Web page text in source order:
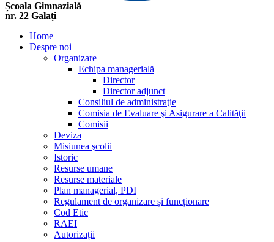
Școala Gimnazială
nr. 22 Galați
Home
Despre noi
Organizare
Echipa managerială
Director
Director adjunct
Consiliul de administraţie
Comisia de Evaluare şi Asigurare a Calităţii
Comisii
Deviza
Misiunea şcolii
Istoric
Resurse umane
Resurse materiale
Plan managerial, PDI
Regulament de organizare și funcționare
Cod Etic
RAEI
Autorizații